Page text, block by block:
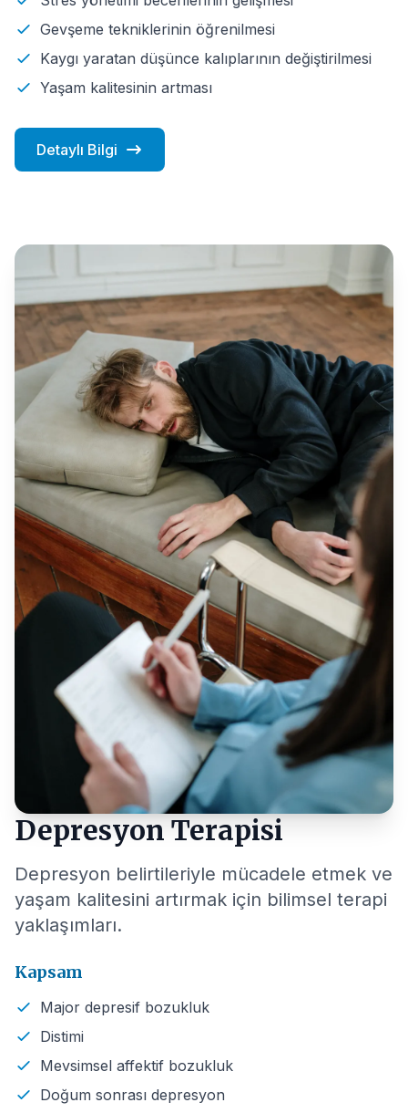
Gevşeme tekniklerinin öğrenilmesi
Kaygı yaratan düşünce kalıplarının değiştirilmesi
Yaşam kalitesinin artması
Detaylı Bilgi
Depresyon Terapisi
Depresyon belirtileriyle mücadele etmek ve
yaşam kalitesini artırmak için bilimsel terapi
yaklaşımları.
Kapsam
Major depresif bozukluk
Distimi
Mevsimsel affektif bozukluk
Doğum sonrası depresyon